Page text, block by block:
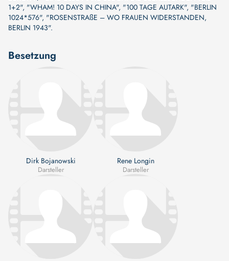
1+2", "WHAM! 10 DAYS IN CHINA", "100 TAGE AUTARK", "BERLIN
1024*576", "ROSENSTRAßE – WO FRAUEN WIDERSTANDEN,
BERLIN 1943".
Besetzung
Dirk Bojanowski
Darsteller
Rene Longin
Darsteller